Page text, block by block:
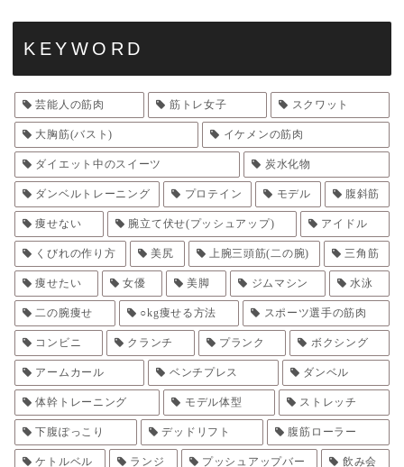
KEYWORD
芸能人の筋肉 筋トレ女子 スクワット
大胸筋(バスト) イケメンの筋肉
ダイエット中のスイーツ 炭水化物
ダンベルトレーニング プロテイン モデル 腹斜筋
痩せない 腕立て伏せ(プッシュアップ) アイドル
くびれの作り方 美尻 上腕三頭筋(二の腕) 三角筋
痩せたい 女優 美脚 ジムマシン 水泳
二の腕痩せ ○kg痩せる方法 スポーツ選手の筋肉
コンビニ クランチ プランク ボクシング
アームカール ベンチプレス ダンベル
体幹トレーニング モデル体型 ストレッチ
下腹ぽっこり デッドリフト 腹筋ローラー
ケトルベル ランジ プッシュアップバー 飲み会